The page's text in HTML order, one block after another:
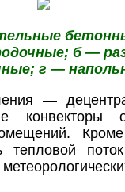
б —
г —
—
конвекторы
тепловой